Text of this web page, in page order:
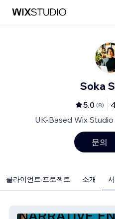
Soka
5.0 (8)
UK-Based Wix
문의
클라이언트 프로젝트 소개